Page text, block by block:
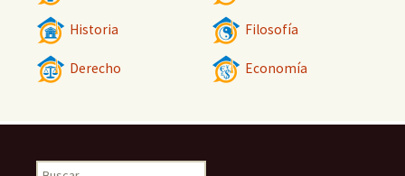
Historia Filosofía
Derecho Economía
Buscar: